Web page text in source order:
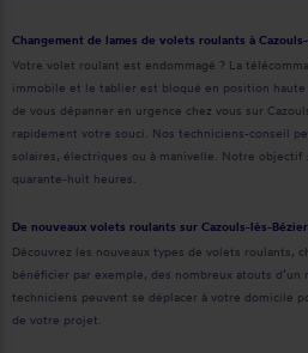
Changement de lames de volets roulants à
Votre volet roulant est endommagé ? La
immobile et le tablier est bloqué en position haute
de vous dépanner en urgence chez vous sur
rapidement votre souci. Nos techniciens-conseil
solaires, électriques ou à manivelle. Notre objectif
quarante-huit heures.
De nouveaux volets roulants sur Cazouls-lès-
Découvrez les nouveaux types de volets roulants,
bénéficier par exemple, des nombreux atouts
techniciens peuvent se déplacer à votre domicile
de votre projet.